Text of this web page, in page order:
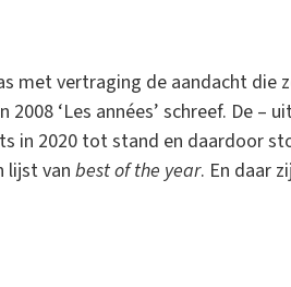
met vertraging de aandacht die
‘Les années’ schreef. De –
in 2020 tot stand en daardoor
lijst van best of the year. En daar